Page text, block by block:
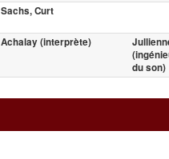
Sachs, Curt
Achalay (interprète)
du son)